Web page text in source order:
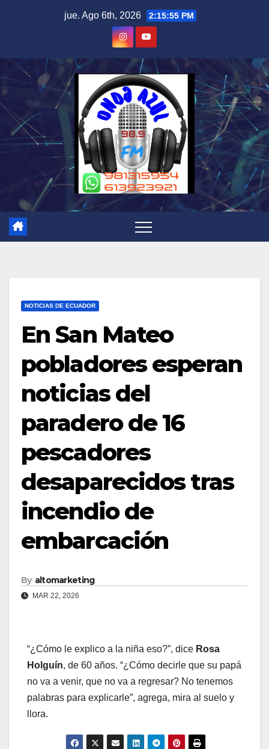
jue. Ago 6th, 2026 2:15:55 PM
NOTICIAS DE ECUADOR
En San Mateo
pobladores esperan
noticias del
paradero de 16
pescadores
desaparecidos tras
incendio de
embarcación
By altomarketing
MAR 22, 2026
“¿Cómo le explico a la niña eso?”, dice Rosa
Holguín, de 60 años. “¿Cómo decirle que su papá
no va a venir, que no va a regresar? No tenemos
palabras para explicarle”, agrega, mira al suelo y
llora.